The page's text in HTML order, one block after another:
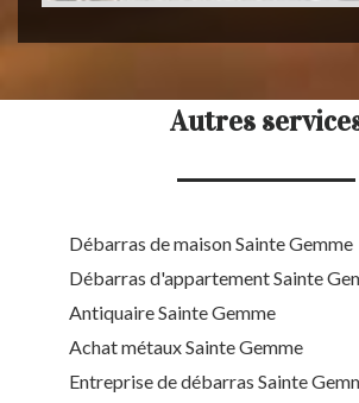
Autres
Débarras de maison Sainte Gemme
Débarras d'appartement Sainte
Antiquaire Sainte Gemme
Achat métaux Sainte Gemme
Entreprise de débarras Sainte